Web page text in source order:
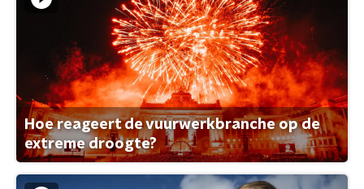
Hoe reageert de vuurwerkbranche op de
extreme droogte?